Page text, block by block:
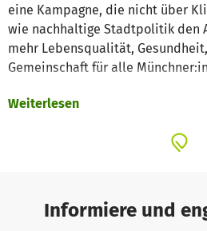
eine Kampagne, die nicht über
wie nachhaltige Stadtpolitik den
mehr Lebensqualität,
Gemeinschaft für alle
Unsere Mittel:
machen diese sicht- und
Druck in den Wahlkampf.
Weiterlesen
Informiere und